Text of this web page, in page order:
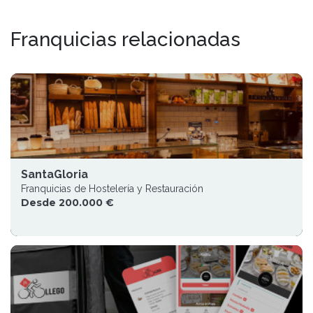
Franquicias relacionadas
SantaGloria
Franquicias de Hostelería y Restauración
Desde 200.000 €